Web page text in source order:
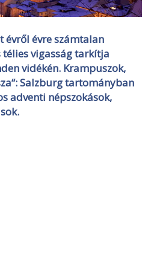
évről évre számtalan
télies vigasság tarkítja
vidékén. Krampuszok,
Salzburg tartományban
adventi népszokások,